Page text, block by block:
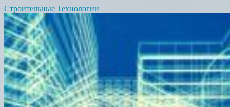
Строительные Технологии